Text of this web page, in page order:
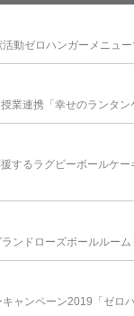
動ゼロハンガーメニュ
業連携「幸せのランタン
するラグビーボールケ
ンドローズボールルー
キャンペーン2019「ゼロ